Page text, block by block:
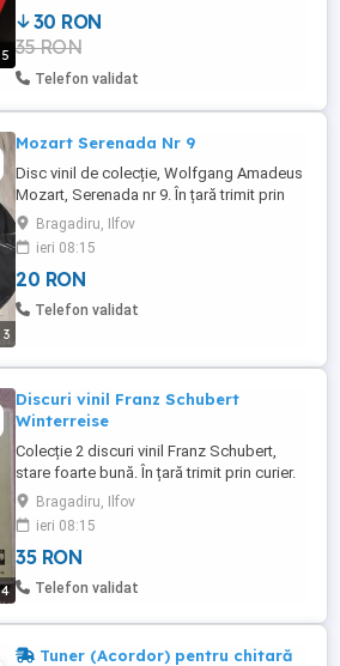
5
30 RON
35 RON
Telefon validat
3
Mozart Serenada Nr 9
Disc vinil de colecție, Wolfgang Amadeus
Mozart, Serenada nr 9. În țară trimit prin
curier.Bragadiru, Ilfov
ieri 08:15
20 RON
Telefon validat
4
Discuri vinil Franz Schubert
Winterreise
Colecție 2 discuri vinil Franz Schubert,
stare foarte bună. În țară trimit prin curier.
Bragadiru, Ilfov
ieri 08:15
35 RON
Telefon validat
Tuner (Acordor) pentru chitară